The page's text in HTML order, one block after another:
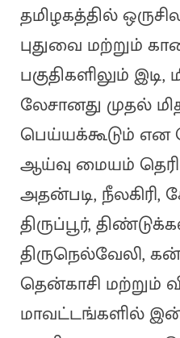
தமிழகத்தில்
புதுவை மற்றும்
பகுதிகளிலும்
லேசானது முதல்
பெய்யக்கூடும்
ஆய்வு மையம்
அதன்படி, நீலகிரி,
திருப்பூர்,
திருநெல்வேலி,
தென்காசி மற்றும்
மாவட்டங்களில்